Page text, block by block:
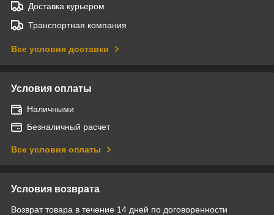
Доставка курьером
Транспортная компания
Все условия доставки
Условия оплаты
Наличными
Безналичный расчет
Все условия оплаты
Условия возврата
Возврат товара в течение 14 дней по договоренности